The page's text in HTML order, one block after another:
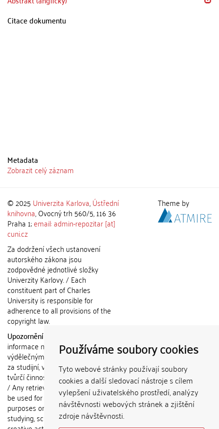
Používáme soubory cookies
Tyto webové stránky používají soubory
cookies a další sledovací nástroje s cílem
vylepšení uživatelského prostředí, analýzy
návštěvnosti webových stránek a zjištění
zdroje návštěvnosti.
Citace dokumentu
Metadata
Zobrazit celý záznam
© 2025 Univerzita Karlova,Ústřední
knihovna, Ovocný trh 560/5, 116 36
Praha 1;email: admin-repozitar [at]
cuni.cz
Za dodržení všech ustanovení
autorského zákona jsou
zodpovědné jednotlivé složky
Univerzity Karlovy. / Each
constituent part of Charles
University is responsible for
adherence to all provisions of the
copyright law.
Upozornění / Notice:
informace nemohou být použity k
výdělečným účelům nebo vydávány
za studijní, vědeckou nebo jinou
tvůrčí činnost jiné osoby než autora.
/ Any retrieved information shall not
be used for any commercial
purposes or claimed as results of
studying, scientific or any other
Theme by